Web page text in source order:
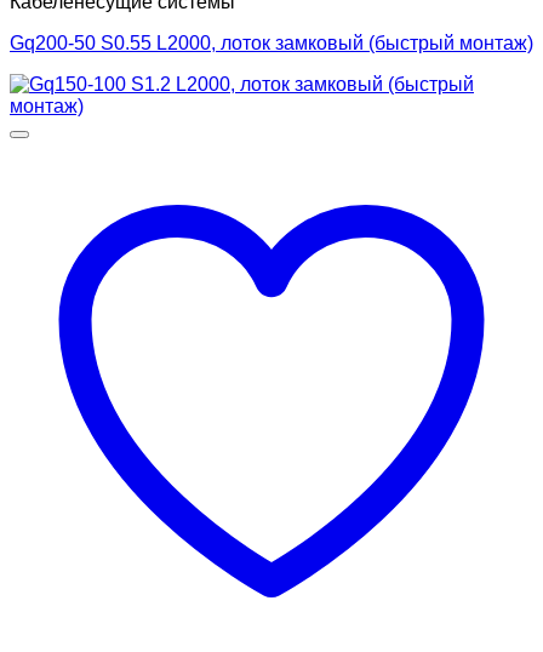
Gq200-50 S0.55 L2000, лоток замковый (быстрый монтаж)